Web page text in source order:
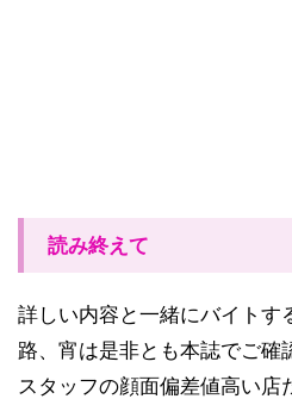
読み終えて
詳しい内容と一緒にバイトす
路、宵は是非とも本誌でご
スタッフの顔面偏差値高い店